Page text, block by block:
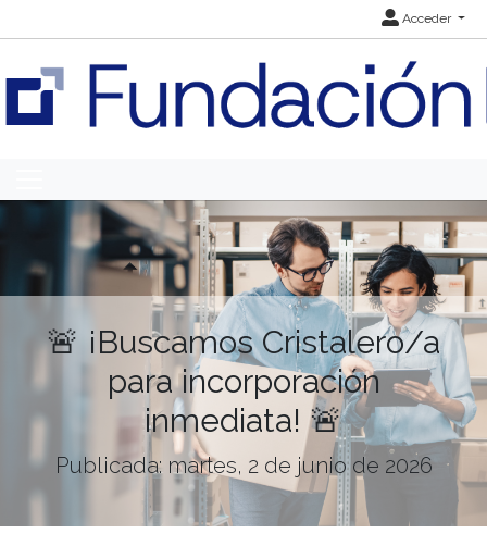
Acceder
🚨 ¡Buscamos Cristalero/a
para incorporación
inmediata! 🚨
Publicada: martes, 2 de junio de 2026